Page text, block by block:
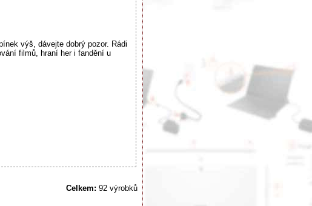
výš, dávejte dobrý pozor. Rádi
filmů, hraní her i fandění u
Celkem: 92 výrobků